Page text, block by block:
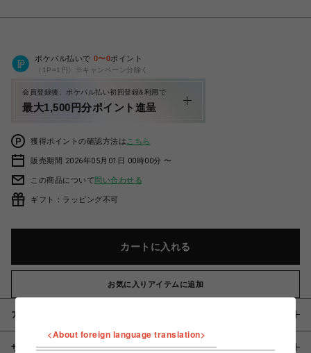
ポケパル払いで 0〜0ポイント
（1P=1円）※キャンペーン分除く
会員登録後、ポケパル払い初回登録&利用で
最大1,500円分ポイント進呈
獲得ポイントの確認方法は こちら
販売期間 2026年05月01日 00時00分 〜
この商品について問い合わせる
ギフト：ラッピング不可
カートに入れる
お気に入りアイテムに追加
アイテム説明 / 素材
サイズ
<About foreign language translation>